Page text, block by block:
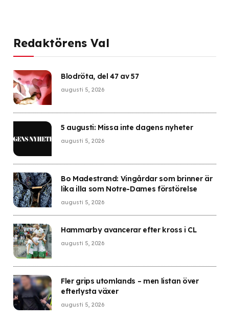
Redaktörens Val
Blodröta, del 47 av 57
augusti 5, 2026
5 augusti: Missa inte dagens nyheter
augusti 5, 2026
Bo Madestrand: Vingårdar som brinner är
lika illa som Notre-Dames förstörelse
augusti 5, 2026
Hammarby avancerar efter kross i CL
augusti 5, 2026
Fler grips utomlands – men listan över
efterlysta växer
augusti 5, 2026